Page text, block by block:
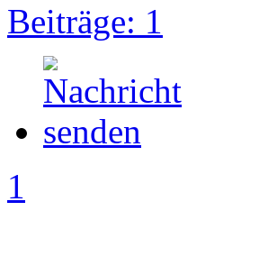
Beiträge: 1
1